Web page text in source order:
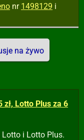
nr 1498129 i
na żywo
zł, Lotto Plus za 6
Lotto i Lotto Plus.